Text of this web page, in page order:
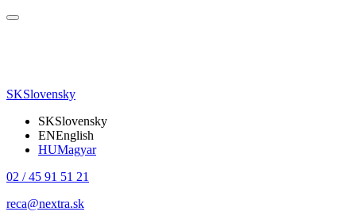
SKSlovensky
SKSlovensky
ENEnglish
HUMagyar
02 / 45 91 51 21
reca@nextra.sk